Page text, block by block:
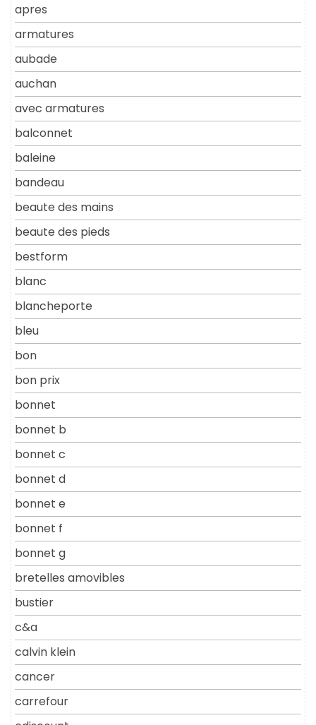
apres
armatures
aubade
auchan
avec armatures
balconnet
baleine
bandeau
beaute des mains
beaute des pieds
bestform
blanc
blancheporte
bleu
bon
bon prix
bonnet
bonnet b
bonnet c
bonnet d
bonnet e
bonnet f
bonnet g
bretelles amovibles
bustier
c&a
calvin klein
cancer
carrefour